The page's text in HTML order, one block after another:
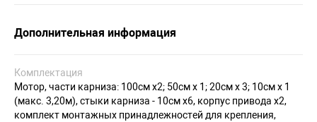
Дополнительная информация
Комплектация
Мотор, части карниза: 100см х2; 50см х 1; 20см х 3; 10см х 1
(макс. 3,20м), стыки карниза - 10см х6, корпус привода х2,
комплект монтажных принадлежностей для крепления,